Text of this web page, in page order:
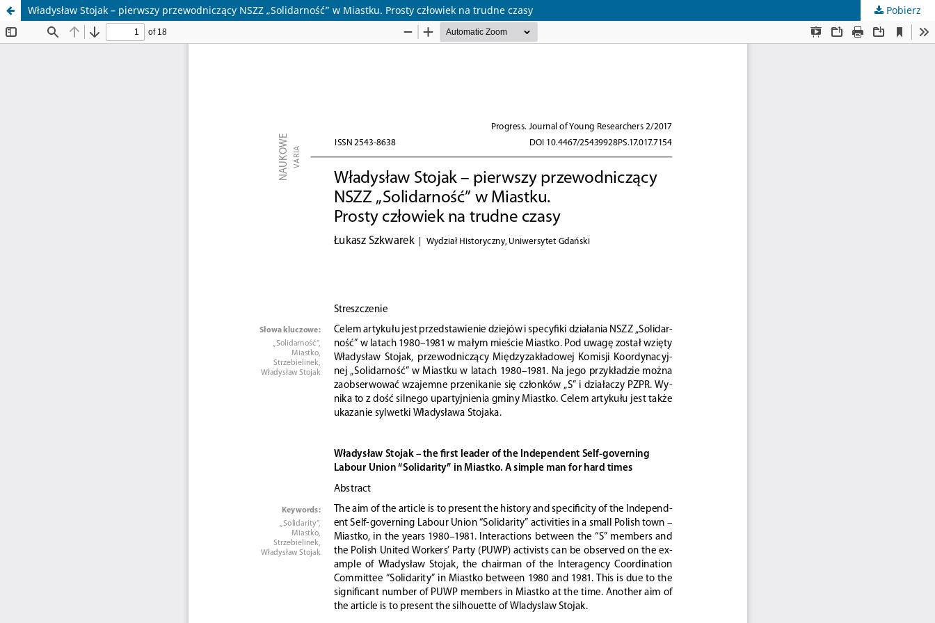
Władysław Stojak – pierwszy przewodniczący NSZZ „Solidarność” w Miastku. Prosty człowiek na trudne czasy Pobierz